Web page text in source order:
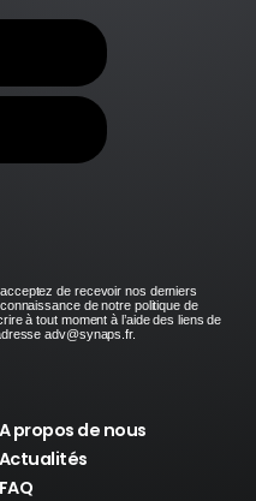
de recevoir nos derniers
de notre politique de
à tout moment à l’aide des liens de
adv@synaps.fr.
A propos de nous
Actualités
FAQ